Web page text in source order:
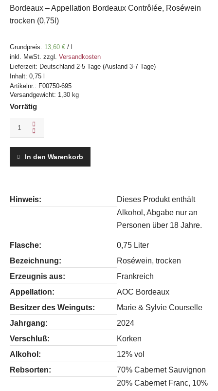
Bordeaux – Appellation Bordeaux Contrôlée, Roséwein
trocken (0,75l)
Grundpreis: 13,60 € /
inkl. MwSt. zzgl. Versandkosten
Lieferzeit: Deutschland 2-5 Tage (Ausland 3-7 Tage)
Inhalt: 0,75
Artikelnr.: F00750-695
Versandgewicht: 1,30 kg
Vorrätig
Château
Thieuley
quantity
In den Warenkorb
Hinweis:
Dieses Produkt enthält
Alkohol, Abgabe nur an
Personen über 18 Jahre.
Flasche:
0,75 Liter
Bezeichnung:
Roséwein, trocken
Erzeugnis aus:
Frankreich
Appellation:
AOC Bordeaux
Besitzer des Weinguts:
Marie & Sylvie Courselle
Jahrgang:
2024
Verschluß:
Korken
Alkohol:
12% vol
Rebsorten:
70% Cabernet Sauvignon
20% Cabernet Franc, 10%